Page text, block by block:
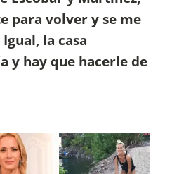
para volver y se me
la casa
y hay que hacerle de